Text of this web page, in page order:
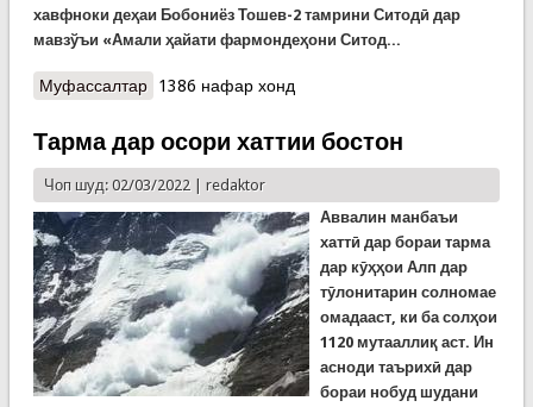
хавфноки деҳаи Бобониёз Тошев-2 тамрини Ситодӣ дар
мавзўъи «Амали ҳайати фармондеҳони Ситод...
Муфассалтаро Омодагӣ ба баҳор. Поккориҳо дар канали
1386 нафар хонд
Тарма дар осори хаттии бостон
Чоп шуд: 02/03/2022 | redaktor
Аввалин манбаъи
хаттӣ дар бораи тарма
дар кӯҳҳои Алп дар
тӯлонитарин солномае
омадааст, ки ба солҳои
1120 мутааллиқ аст. Ин
асноди таърихӣ дар
бораи нобуд шудани